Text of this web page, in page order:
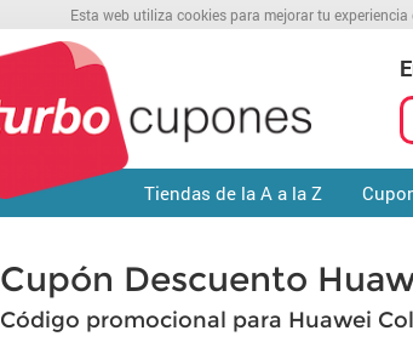
Esta web utiliza cookies para mejorar tu
Tiendas de la A a la Z
Cupón Descuento
Código promocional para Huawei